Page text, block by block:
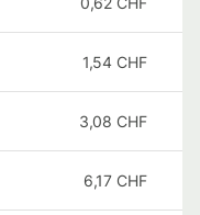
1,54 CHF
3,08 CHF
6,17 CHF